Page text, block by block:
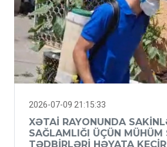
2026-07-09 21:15:33
XƏTAI RAYONUNDA
SAĞLAMLIĞI ÜÇÜN MÜHÜM
TƏDBIRLƏRI HƏYATA